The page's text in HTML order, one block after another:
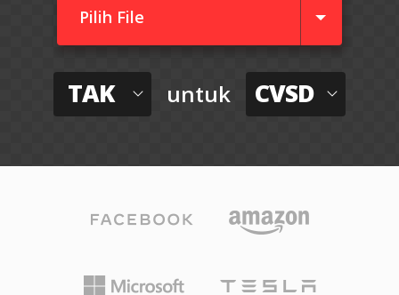
Pilih File
TAK untuk CVSD